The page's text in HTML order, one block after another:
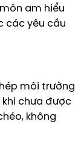
am hiểu
các yêu cầu
môi trường
chưa được
không